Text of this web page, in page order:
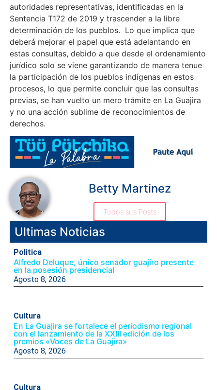
autoridades representativas, identificadas en la
Sentencia T172 de 2019 y trascender a la libre
determinación de los pueblos. Lo que implica que
deberá mejorar el papel que está adelantando en
estas consultas, debido a que desde el ordenamiento
jurídico solo se viene garantizando de manera tenue
la participación de los pueblos indígenas en estos
procesos, lo que permite concluir que las consultas
previas, se han vuelto un mero trámite en La Guajira
y no una acción sublime de reconocimientos de
derechos.
Betty Martinez
Todos sus Posts
Ultimas Noticias
Politica
Alfredo Deluque, único senador guajiro presente
en la posesión presidencial
Agosto 8, 2026
Cultura
En La Guajira se fortalece el periodismo regional
con el lanzamiento de la XXIII edición de los
premios «Voces de La Guajira»
Agosto 8, 2026
Cultura